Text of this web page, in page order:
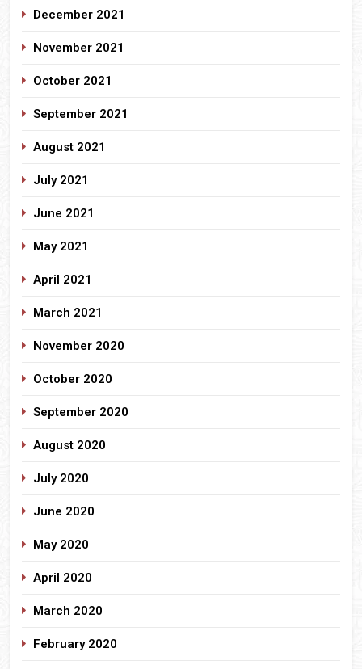
December 2021
November 2021
October 2021
September 2021
August 2021
July 2021
June 2021
May 2021
April 2021
March 2021
November 2020
October 2020
September 2020
August 2020
July 2020
June 2020
May 2020
April 2020
March 2020
February 2020